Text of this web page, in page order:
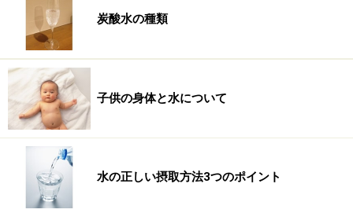
＜目次＞
天然水の「水源地管理」について知る方法は？
海外の水はどう選んだらいい？
水にはミネラルやマグネシウムなどが含まれている
子供に硬水を飲ませていいの？
子供に炭酸水を飲ませてはダメ？
水が嫌いな子供にならないために
炭酸水の種類
子供の身体と水について
水の正しい摂取方法3つのポイント